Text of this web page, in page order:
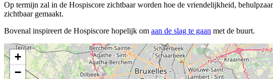
Op termijn zal in de Hospiscore zichtbaar worden hoe de vriendelijkheid,
zichtbaar gemaakt.
Bovenal inspireert de Hospiscore hopelijk om aan de slag te gaan met de buurt.
+
−